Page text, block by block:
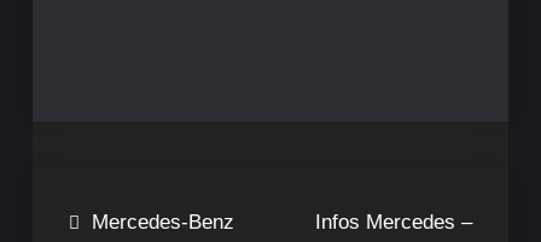
Beitragsnavigation
Mercedes-Benz
Infos Mercedes –